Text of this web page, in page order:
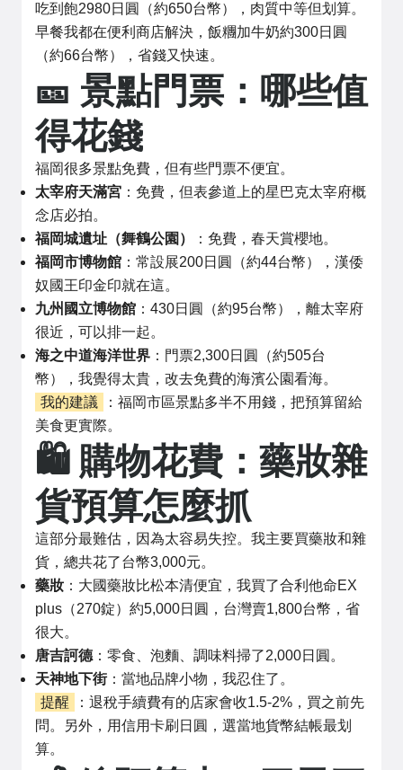
吃到飽2980日圓（約650台幣），肉質中等但划算。
早餐我都在便利商店解決，飯糰加牛奶約300日圓
（約66台幣），省錢又快速。
🎫 景點門票：哪些值
得花錢
福岡很多景點免費，但有些門票不便宜。
太宰府天滿宮 ：免費，但表參道上的星巴克太宰府概
念店必拍。
福岡城遺址（舞鶴公園）
：免費，春天賞櫻地。
福岡市博物館 ：常設展200日圓（約44台幣），漢倭
奴國王印金印就在這。
九州國立博物館 ：430日圓（約95台幣），離太宰府
很近，可以排一起。
海之中道海洋世界 ：門票2,300日圓（約505台
幣），我覺得太貴，改去免費的海濱公園看海。
我的建議
：福岡市區景點多半不用錢，把預算留給
美食更實際。
🛍️ 購物花費：藥妝雜
貨預算怎麼抓
這部分最難估，因為太容易失控。我主要買藥妝和雜
貨，總共花了台幣3,000元。
藥妝 ：大國藥妝比松本清便宜，我買了合利他命EX
plus（270錠）約5,000日圓，台灣賣1,800台幣，省
很大。
唐吉訶德 ：零食、泡麵、調味料掃了2,000日圓。
天神地下街：當地品牌小物，我忍住了。
提醒
：退稅手續費有的店家會收1.5-2%，買之前先
問。另外，用信用卡刷日圓，選當地貨幣結帳最划
算。